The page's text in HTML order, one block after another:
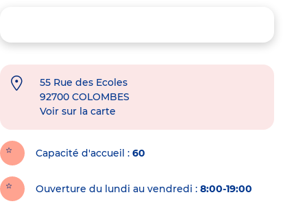
55 Rue des Ecoles
92700 COLOMBES
Voir sur la carte
Capacité d'accueil 60
Ouverture du lundi au vendredi : 8:00-19:00